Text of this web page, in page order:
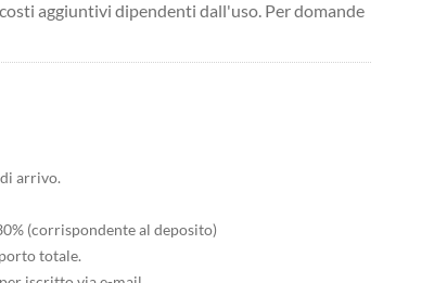
aggiuntivi dipendenti dall'uso. Per domande
arrivo.
(corrispondente al deposito)
totale.